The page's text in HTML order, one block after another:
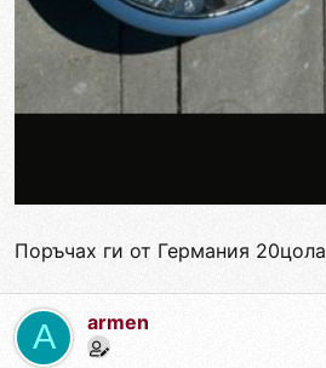
Поръчах ги от Германия 20цола
A armen